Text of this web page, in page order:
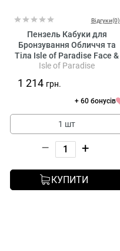
Відгуки(0)
Пензель Кабуки для
Бронзування Обличчя та
Тіла Isle of Paradise Face &
Body Bronzing Brush
Isle of Paradise
1 214 грн.
+ 60 бонусів
1 шт
– +
КУПИТИ